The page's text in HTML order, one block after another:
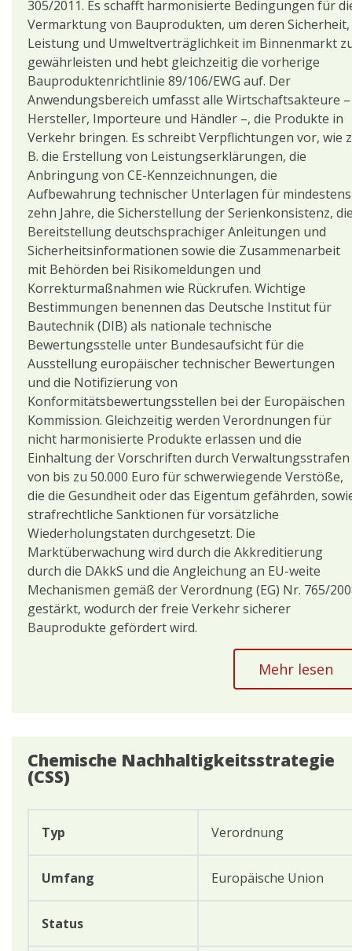
305/2011. Es schafft harmonisierte Bedingungen für
Vermarktung von Bauprodukten, um deren Sicherheit,
Leistung und Umweltverträglichkeit im Binnenmarkt
gewährleisten und hebt gleichzeitig die vorherige
Bauproduktenrichtlinie 89/106/EWG auf. Der
Anwendungsbereich umfasst alle Wirtschaftsakteure –
Hersteller, Importeure und Händler –, die Produkte in
Verkehr bringen. Es schreibt Verpflichtungen vor, wie
B. die Erstellung von Leistungserklärungen, die
Anbringung von CE-Kennzeichnungen, die
Aufbewahrung technischer Unterlagen für mindestens
zehn Jahre, die Sicherstellung der Serienkonsistenz,
Bereitstellung deutschsprachiger Anleitungen und
Sicherheitsinformationen sowie die Zusammenarbeit
mit Behörden bei Risikomeldungen und
Korrekturmaßnahmen wie Rückrufen. Wichtige
Bestimmungen benennen das Deutsche Institut für
Bautechnik (DIB) als nationale technische
Bewertungsstelle unter Bundesaufsicht für die
Ausstellung europäischer technischer Bewertungen
und die Notifizierung von
Konformitätsbewertungsstellen bei der Europäischen
Kommission. Gleichzeitig werden Verordnungen für
nicht harmonisierte Produkte erlassen und die
Einhaltung der Vorschriften durch Verwaltungsstrafen
von bis zu 50.000 Euro für schwerwiegende Verstöße,
die die Gesundheit oder das Eigentum gefährden,
strafrechtliche Sanktionen für vorsätzliche
Wiederholungstaten durchgesetzt. Die
Marktüberwachung wird durch die Akkreditierung
durch die DAkkS und die Angleichung an EU-weite
Mechanismen gemäß der Verordnung (EG) Nr. 765/
gestärkt, wodurch der freie Verkehr sicherer
Bauprodukte gefördert wird.
Mehr lesen
Chemische Nachhaltigkeitsstrategie
(CSS)
Typ
Umfang
Status
Verordnung
Europäische Union